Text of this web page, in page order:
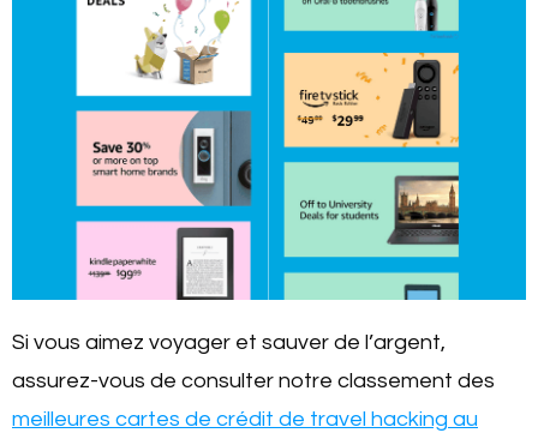
Si vous aimez voyager et sauver de l’argent,
assurez-vous de consulter notre classement des
meilleures cartes de crédit de travel hacking au